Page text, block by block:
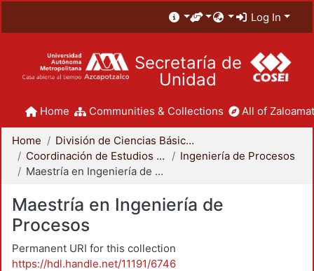
Log In
Secretaría de
Unidad
Home Communities & Collections All of
Home
División de Ciencias Básicas e Ingeniería
Coordinación de Estudios de Posgrado - CBI
Ingeniería de Procesos
Maestría en Ingeniería de Procesos
Maestría en Ingeniería de
Procesos
Permanent URI for this collection
https://hdl.handle.net/11191/6746